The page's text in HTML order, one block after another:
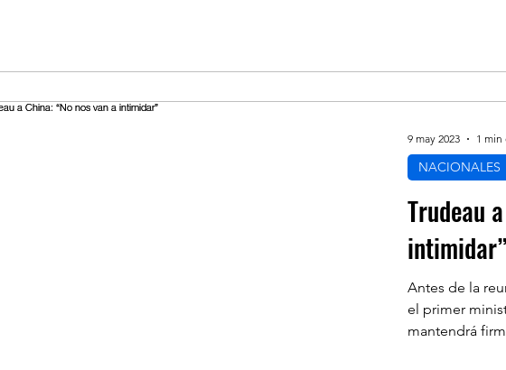
Trudeau
intimidar”
Antes de la
el primer
mantendrá
NACIONALES
9 may 2023 1 min